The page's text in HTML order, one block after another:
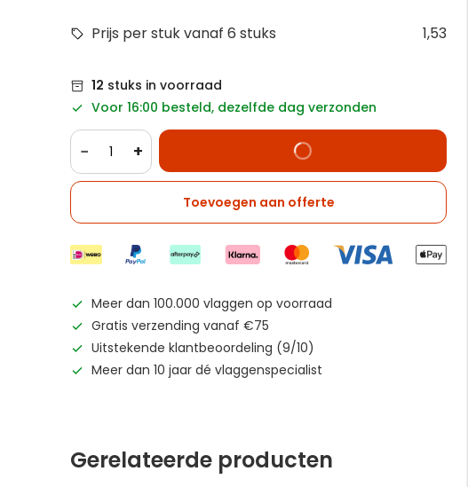
Prijs per stuk vanaf 6 stuks 1,53
12 stuks in voorraad
Voor 16:00 besteld, dezelfde dag verzonden
− +
Toevoegen aan offerte
Meer dan 100.000 vlaggen op voorraad
Gratis verzending vanaf €75
Uitstekende klantbeoordeling (9/10)
Meer dan 10 jaar dé vlaggenspecialist
Gerelateerde producten